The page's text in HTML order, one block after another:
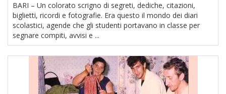
BARI – Un colorato scrigno di segreti, dediche, citazioni,
biglietti, ricordi e fotografie. Era questo il mondo dei diari
scolastici, agende che gli studenti portavano in classe per
segnare compiti, avvisi e ...